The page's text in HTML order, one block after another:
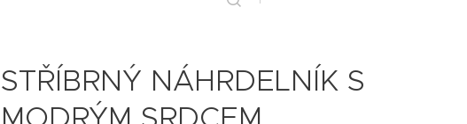
STŘÍBRNÝ NÁHRDELNÍK S